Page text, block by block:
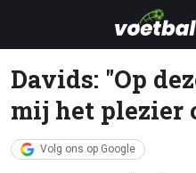
Davids: "Op
mij het plezier
Volg ons op Google